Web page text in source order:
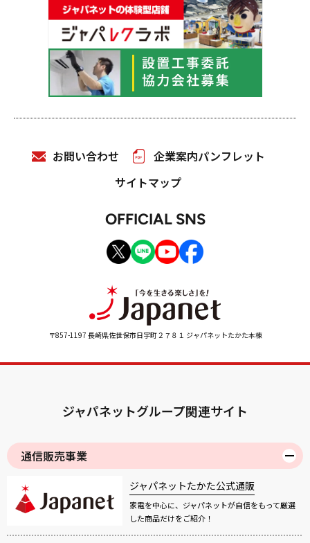
〒857-1197 長崎県佐世保市日宇町２７８１ ジャパネットたかた本棟
お問い合わせ
企業案内パンフレット
サイトマップ
OFFICIAL SNS
ジャパネットグループ関連サイト
通信販売事業
ジャパネットたかた公式通販
家電を中心に、ジャパネットが自信をもって厳選
した商品だけをご紹介！